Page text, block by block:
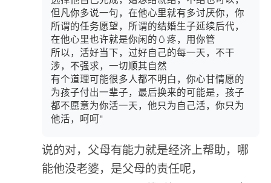
但凡你多说一句，在他心里就有多讨厌你，你
所谓的任务愿望，所谓的结婚生子延续后代，
在他心里也许就是你闲的🥚疼，用你管
所以，活好当下，过好自己的每一天，不干
涉，不强求，一切顺其自然
有个道理可能很多人都不明白，你心甘情愿的
为孩子付出一辈子，最后换来的可能是，孩子
都不愿意为你活一天，他只为自己活，你只为
他活，呵呵"
说的对，父母有能力就是经济上帮助，哪
能他没老婆，是父母的责任呢，